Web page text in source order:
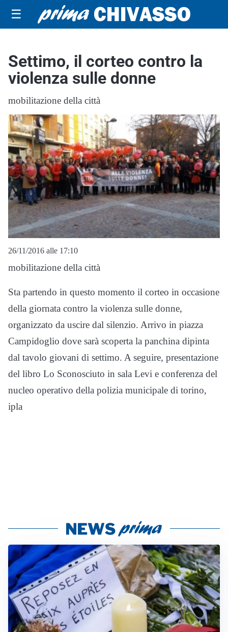
☰
Settimo, il corteo contro la
violenza sulle donne
mobilitazione della città
26/11/2016 alle 17:10
mobilitazione della città
Sta partendo in questo momento il corteo in occasione
della giornata contro la violenza sulle donne,
organizzato da uscire dal silenzio. Arrivo in piazza
Campidoglio dove sarà scoperta la panchina dipinta
dal tavolo giovani di settimo. A seguire, presentazione
del libro Lo Sconosciuto in sala Levi e conferenza del
nucleo operativo della polizia municipale di torino,
ipla